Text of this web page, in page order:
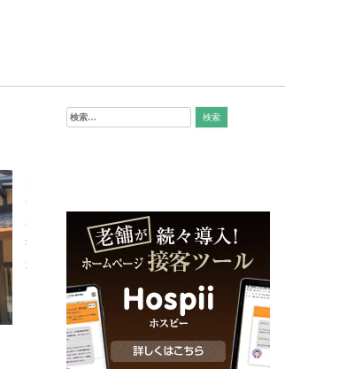
投
ナ
ビ
過
去
の
投
稿
検